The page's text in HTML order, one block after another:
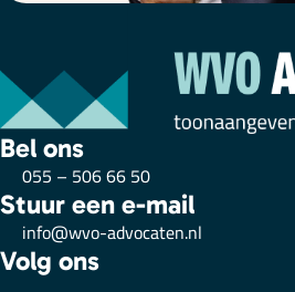
Bel ons
055 – 506 66 50
Stuur een e-mail
info@wvo-advocaten.nl
Volg ons